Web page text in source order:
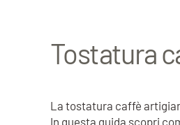
Tostatura
La tostatura caffè
In questa guida scopri